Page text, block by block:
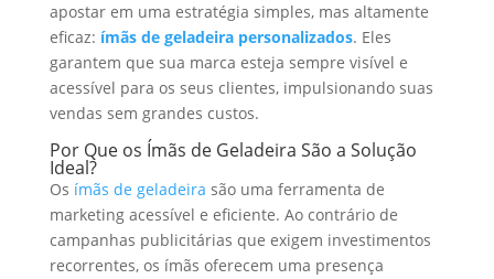
apostar em uma estratégia simples, mas altamente
eficaz: ímãs de geladeira personalizados. Eles
garantem que sua marca esteja sempre visível e
acessível para os seus clientes, impulsionando suas
vendas sem grandes custos.
Por Que os Ímãs de Geladeira São a Solução
Ideal?
Os ímãs de geladeira são uma ferramenta de
marketing acessível e eficiente. Ao contrário de
campanhas publicitárias que exigem investimentos
recorrentes, os ímãs oferecem uma presença